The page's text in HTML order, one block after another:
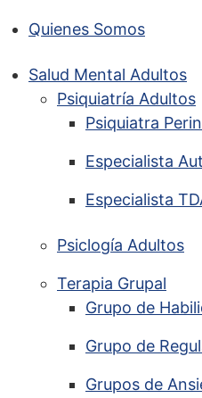
Quienes Somos
Salud Mental Adultos
Psiquiatría Adultos
Psiquiatra
Especialista
Especialista
Psiclogía Adultos
Terapia Grupal
Grupo de
Grupo de
Grupos de